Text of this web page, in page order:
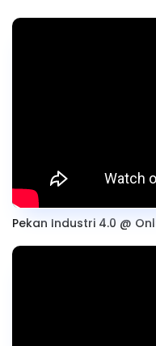
Pekan Industri 4.0 @